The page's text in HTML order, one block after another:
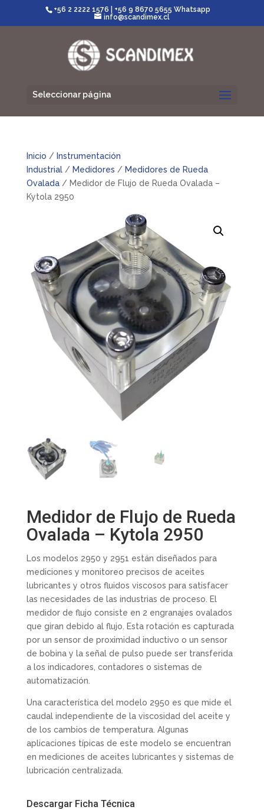
+56 2 2222 1576
+56 9 8670 5655 Whatsapp
info@scandimex.cl
Seleccionar página
Inicio / Instrumentación
Industrial/ Medidores / Medidores de Rueda
Ovalada/ Medidor de Flujo de Rueda Ovalada –
Kytola 2950
Medidor de Flujo de Rueda
Ovalada – Kytola 2950
Los modelos 2950 y 2951 están diseñados para
mediciones y monitoreo precisos de aceites
lubricantes y otros fluidos viscosos para satisfacer
las necesidades de las industrias de proceso. El
medidor de flujo consiste en 2 engranajes ovalados
que giran debido al flujo. Esta rotación es capturada
por un sensor de proximidad inductivo o un sensor
de bobina y la señal de pulso puede ser transferida
a los indicadores, contadores o sistemas de
automatización.
Una característica del modelo 2950 es que mide el
caudal independiente de la viscosidad del aceite y
de los cambios de temperatura. Algunas
aplicaciones típicas de este modelo se encuentran
en mediciones de aceites lubricantes y sistemas de
lubricación centralizada.
Descargar Ficha Técnica